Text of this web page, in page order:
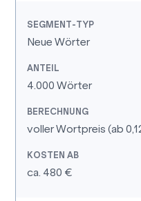
Neue Wörter
4.000 Wörter
voller Wortpreis (ab
ca. 480 €